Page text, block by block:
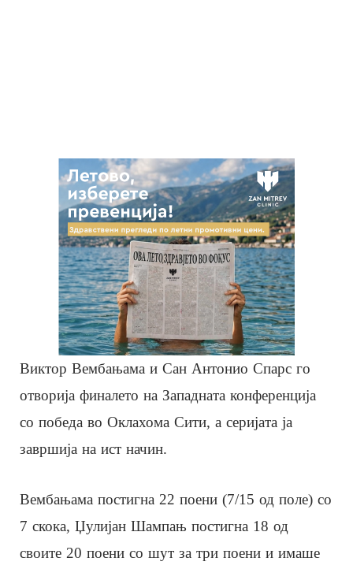
Виктор Вембањама и Сан Антонио Спарс го
отворија финалето на Западната конференција
со победа во Оклахома Сити, а серијата ја
завршија на ист начин.
Вембањама постигна 22 поени (7/15 од поле) со
7 скока, Џулијан Шампањ постигна 18 од
своите 20 поени со шут за три поени и имаше